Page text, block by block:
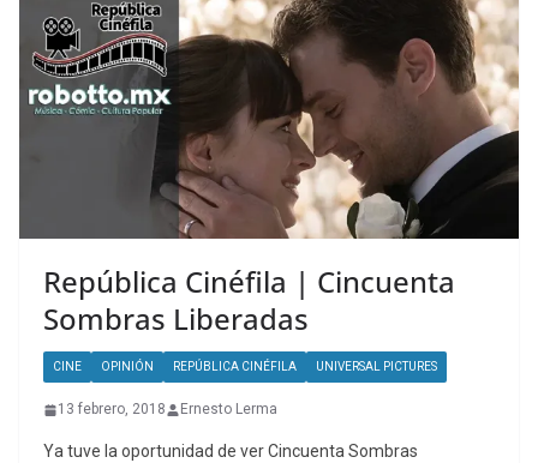
República Cinéfila | Cincuenta
Sombras Liberadas
CINE OPINIÓN REPÚBLICA CINÉFILA UNIVERSAL PICTURES
13 febrero, 2018 Ernesto Lerma
Ya tuve la oportunidad de ver Cincuenta Sombras